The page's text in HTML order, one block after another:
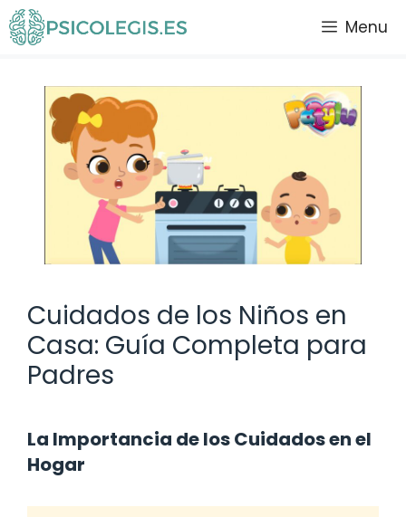
Saltar
al
Menu
Cuidados de los Niños en
Casa: Guía Completa para
Padres
La Importancia de los Cuidados en el
Hogar